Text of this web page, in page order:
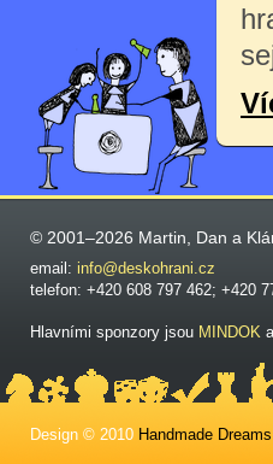
© 2001–2026 Martin, Dan a
email: info@deskohrani.cz
telefon: +420 608 797 462; +420
Hlavními sponzory jsou MINDOK
Design © 2010 Handmade Dreams